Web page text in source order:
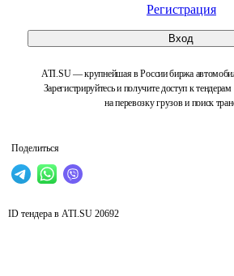
Регистрация
Вход
ATI.SU — крупнейшая в России биржа
Зарегистрируйтесь и получите доступ к
на перевозку грузов и поиск
Поделиться
ID тендера в ATI.SU 20692